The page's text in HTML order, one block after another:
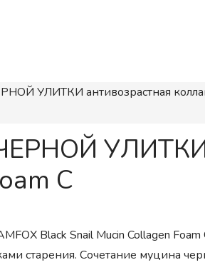
УЛИТКИ антивозрастная
УЛИТКИ
C
Black Snail Mucin Collagen
старения. Сочетание муцина